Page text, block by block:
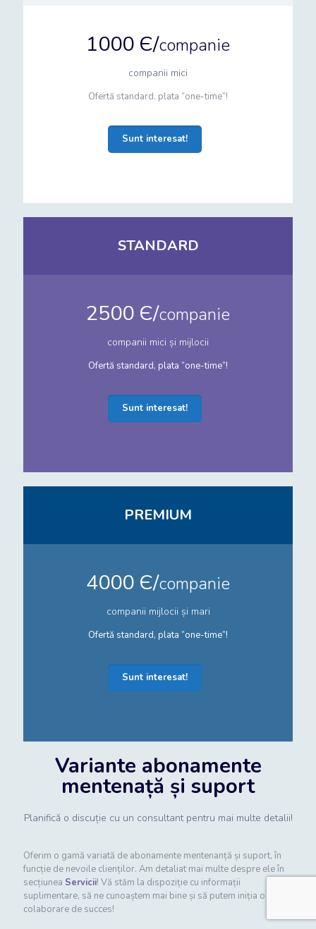
1000 Є/companie
companii mici
Ofertă standard, plata ”one-time”!
Sunt interesat!
STANDARD
2500 Є/companie
companii mici și mijlocii
Ofertă standard, plata ”one-time”!
Sunt interesat!
PREMIUM
4000 Є/companie
companii mijlocii și mari
Ofertă standard, plata ”one-time”!
Sunt interesat!
Variante abonamente
mentenață și suport
Planifică o discuție cu un consultant pentru mai multe detalii!
Oferim o gamă variată de abonamente mentenanță și suport, în
funcție de nevoile clienților. Am detaliat mai multe despre ele în
secțiunea Servicii! Vă stăm la dispoziție cu informații
suplimentare, să ne cunoaștem mai bine și să putem iniția o
colaborare de succes!